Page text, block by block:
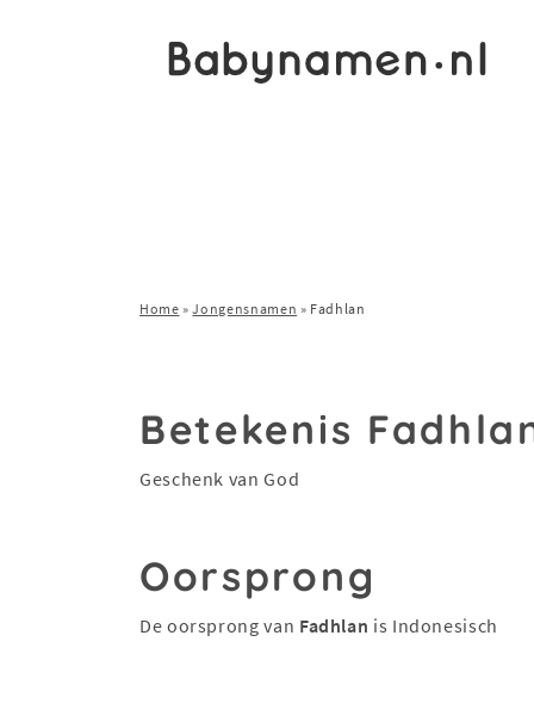
Home »Jongensnamen » Fadhlan
Betekenis
Geschenk van God
Oorsprong
De oorsprong van Fadhlan is Indonesisch